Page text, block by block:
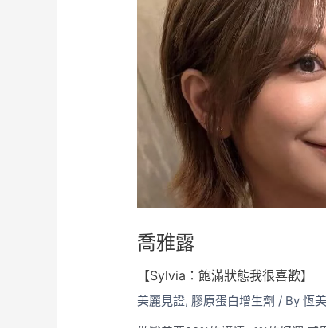
喬雅露
【Sylvia：飽滿狀態我很喜歡】
美麗見證, 膠原蛋白增生劑 / By恆